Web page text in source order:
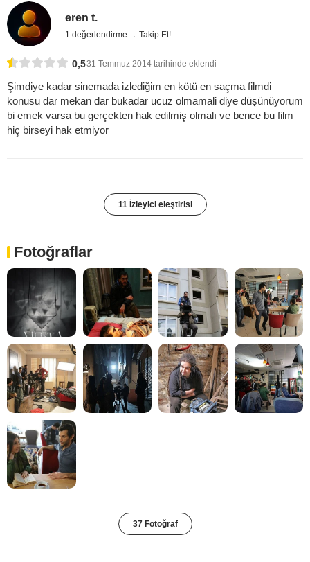
eren t.
1 değerlendirme Takip Et!
0,531 Temmuz 2014 tarihinde eklendi
Şimdiye kadar sinemada izlediğim en kötü en saçma filmdi
konusu dar mekan dar bukadar ucuz olmamali diye düşünüyorum
bi emek varsa bu gerçekten hak edilmiş olmalı ve bence bu film
hiç birseyi hak etmiyor
11 İzleyici eleştirisi
Fotoğraflar
37 Fotoğraf